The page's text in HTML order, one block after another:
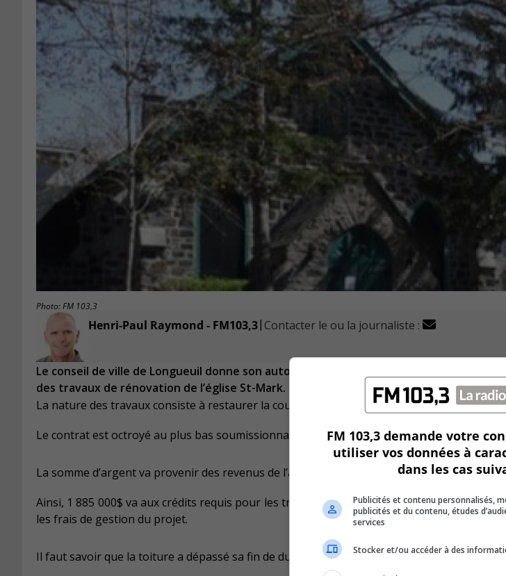
Photo: FM 103,3
Henri-Paul Raymond - FM103,3| Contacter le ou la journaliste :
Le conseil de ville de Longueuil donne son autorisation pour qu’une dépense d’un peu
des travaux de rénovation de l’église St-Mark.
La nature des travaux consiste à restaurer la couverture et le clocher de l’enceinte.
Le contrat est octroyé au plus bas soumissionnaire, Toitures trois étoiles inc., de la rue
La somme d’argent va provenir des revenus de l’année perçus en taxe dédiée.
Ainsi, 1 885 000$ va aux crédits requis pour les travaux de restauration et 108 400$ pour
les frais de gestion du projet.
Il faut savoir que la toiture a dépassé sa fin de durée de vie utile.
FM 103,3 demande votre
utiliser vos données à
dans les cas
Publicités et contenu personnalisés,
publicités et du contenu, études
services
Stocker et/ou accéder à des